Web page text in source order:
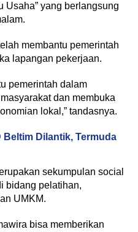
Usaha” yang berlangsung
membantu pemerintah
lapangan pekerjaan.
pemerintah dalam
dan membuka
lokal,” tandasnya.
Beltim Dilantik, Termuda
sekumpulan social
bidang pelatihan,
UMKM.
bisa memberikan